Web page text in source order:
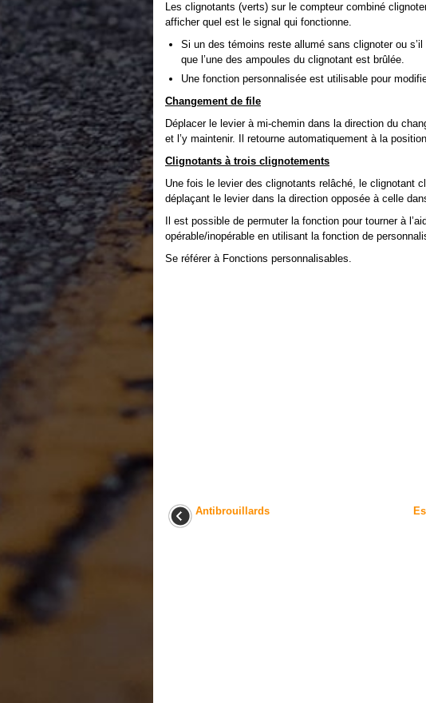
Les clignotants (verts) sur le compteur combiné
afficher quel est le signal qui fonctionne.
Si un des témoins reste allumé sans clignoter ou
que l’une des ampoules du clignotant est brûlée.
Une fonction personnalisée est utilisable pour
Changement de file
Déplacer le levier à mi-chemin dans la direction du
et l’y maintenir. Il retourne automatiquement à la
Clignotants à trois clignotements
Une fois le levier des clignotants relâché, le clignotant
déplaçant le levier dans la direction opposée à celle
Il est possible de permuter la fonction pour tourner à
opérable/inopérable en utilisant la fonction de
Se référer à Fonctions personnalisables.
Antibrouillards